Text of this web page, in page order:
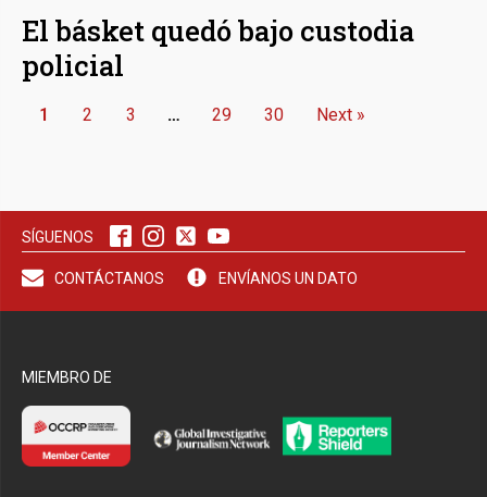
El básket quedó bajo custodia
policial
1 2 3 … 29 30 Next »
SÍGUENOS
CONTÁCTANOS ENVÍANOS UN DATO
MIEMBRO DE